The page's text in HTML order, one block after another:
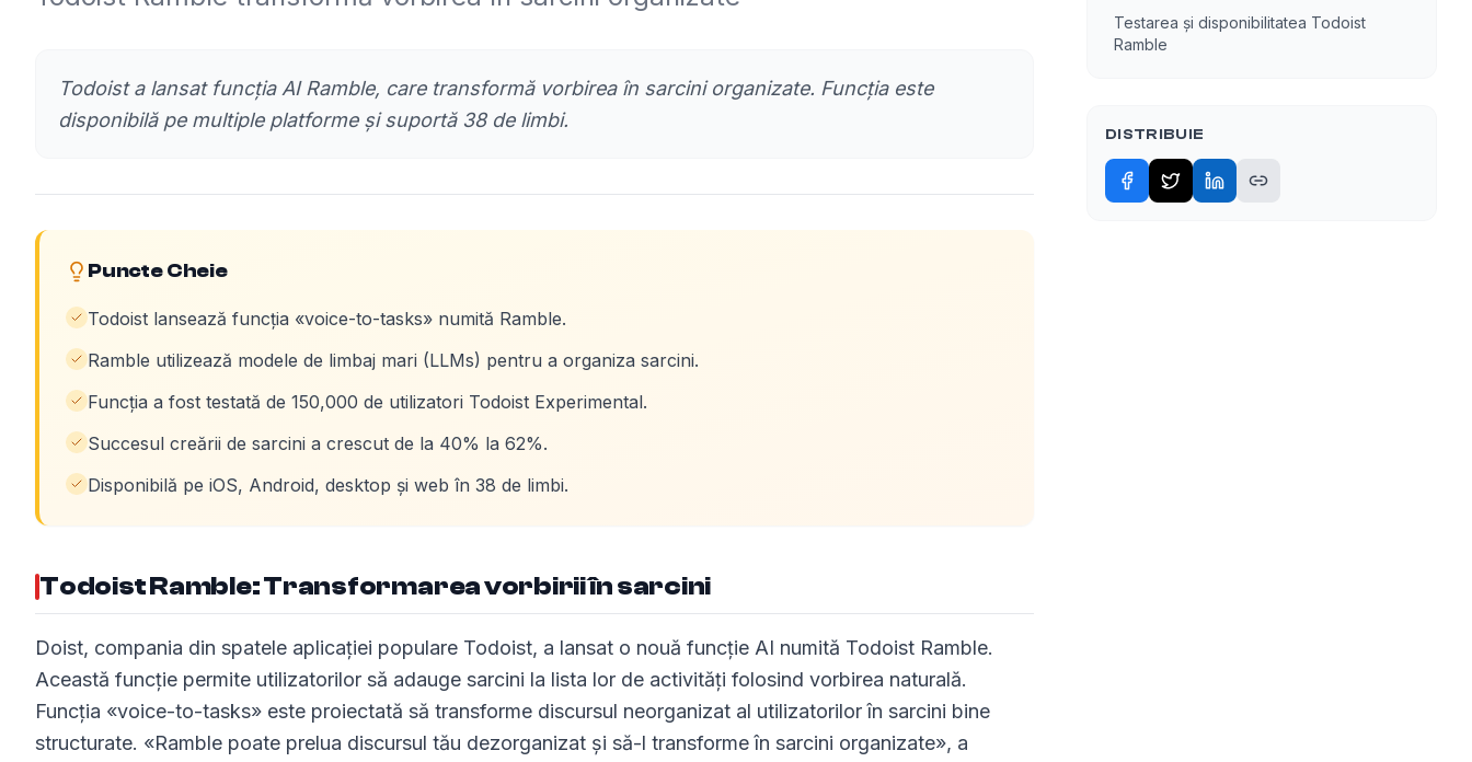
Todoist a lansat funcția AI Ramble, care transformă vorbirea în sarcini organizate. Funcția este
disponibilă pe multiple platforme și suportă 38 de limbi.
Puncte Cheie
Todoist lansează funcția «voice-to-tasks» numită Ramble.
Ramble utilizează modele de limbaj mari (LLMs) pentru a organiza sarcini.
Funcția a fost testată de 150,000 de utilizatori Todoist Experimental.
Succesul creării de sarcini a crescut de la 40% la 62%.
Disponibilă pe iOS, Android, desktop și web în 38 de limbi.
Todoist Ramble: Transformarea vorbirii în sarcini
Doist, compania din spatele aplicației populare Todoist, a lansat o nouă funcție AI numită Todoist Ramble.
Această funcție permite utilizatorilor să adauge sarcini la lista lor de activități folosind vorbirea naturală.
Funcția «voice-to-tasks» este proiectată să transforme discursul neorganizat al utilizatorilor în sarcini bine
structurate. «Ramble poate prelua discursul tău dezorganizat și să-l transforme în sarcini organizate», a
Testarea și disponibilitatea Todoist
Ramble
DISTRIBUIE